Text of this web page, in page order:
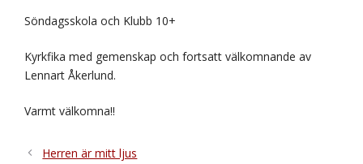
Söndagsskola och Klubb 10+
Kyrkfika med gemenskap och fortsatt välkomnande av
Lennart Åkerlund.
Varmt välkomna!!
Herren är mitt ljus